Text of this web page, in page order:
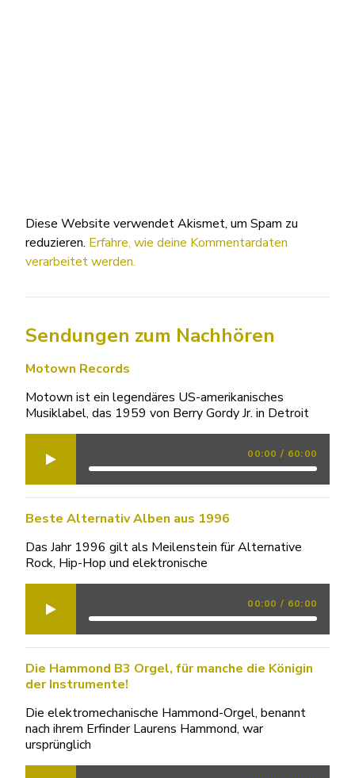
Diese Website verwendet Akismet, um Spam zu
reduzieren. Erfahre, wie deine Kommentardaten
verarbeitet werden.
Sendungen zum Nachhören
Motown Records
Motown ist ein legendäres US-amerikanisches
Musiklabel, das 1959 von Berry Gordy Jr. in Detroit
00:00 / 60:00
Beste Alternativ Alben aus 1996
Das Jahr 1996 gilt als Meilenstein für Alternative
Rock, Hip-Hop und elektronische
00:00 / 60:00
Die Hammond B3 Orgel, für manche die Königin
der Instrumente!
Die elektromechanische Hammond-Orgel, benannt
nach ihrem Erfinder Laurens Hammond, war
ursprünglich